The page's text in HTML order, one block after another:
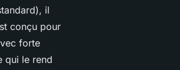
il
conçu pour
forte
qui le rend